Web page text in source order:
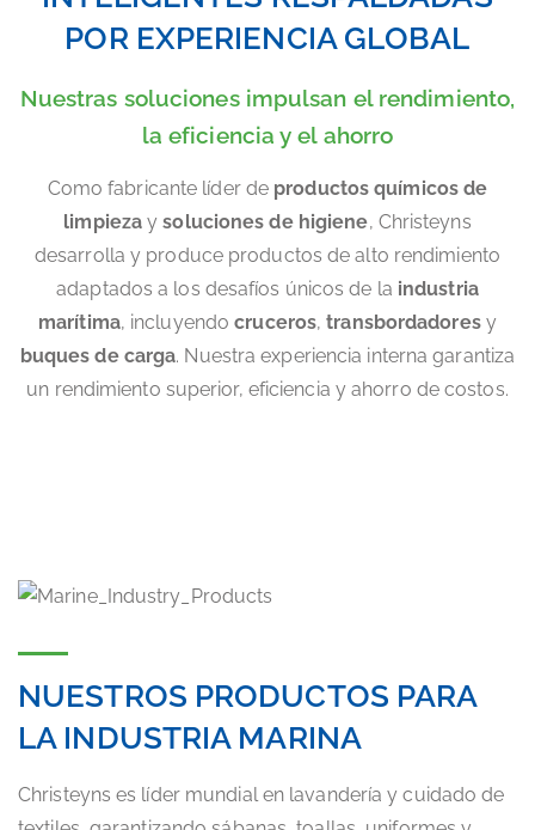
POR EXPERIENCIA GLOBAL
Nuestras soluciones impulsan el rendimiento,
la eficiencia y el ahorro
Como fabricante líder de productos químicos de
limpieza y soluciones de higiene, Christeyns
desarrolla y produce productos de alto rendimiento
adaptados a los desafíos únicos de la industria
marítima, incluyendocruceros,transbordadoresy
buques de carga. Nuestra experiencia interna garantiza
un rendimiento superior, eficiencia y ahorro de costos.
NUESTROS PRODUCTOS PARA
LA INDUSTRIA MARINA
Christeyns es líder mundial en lavandería y cuidado de